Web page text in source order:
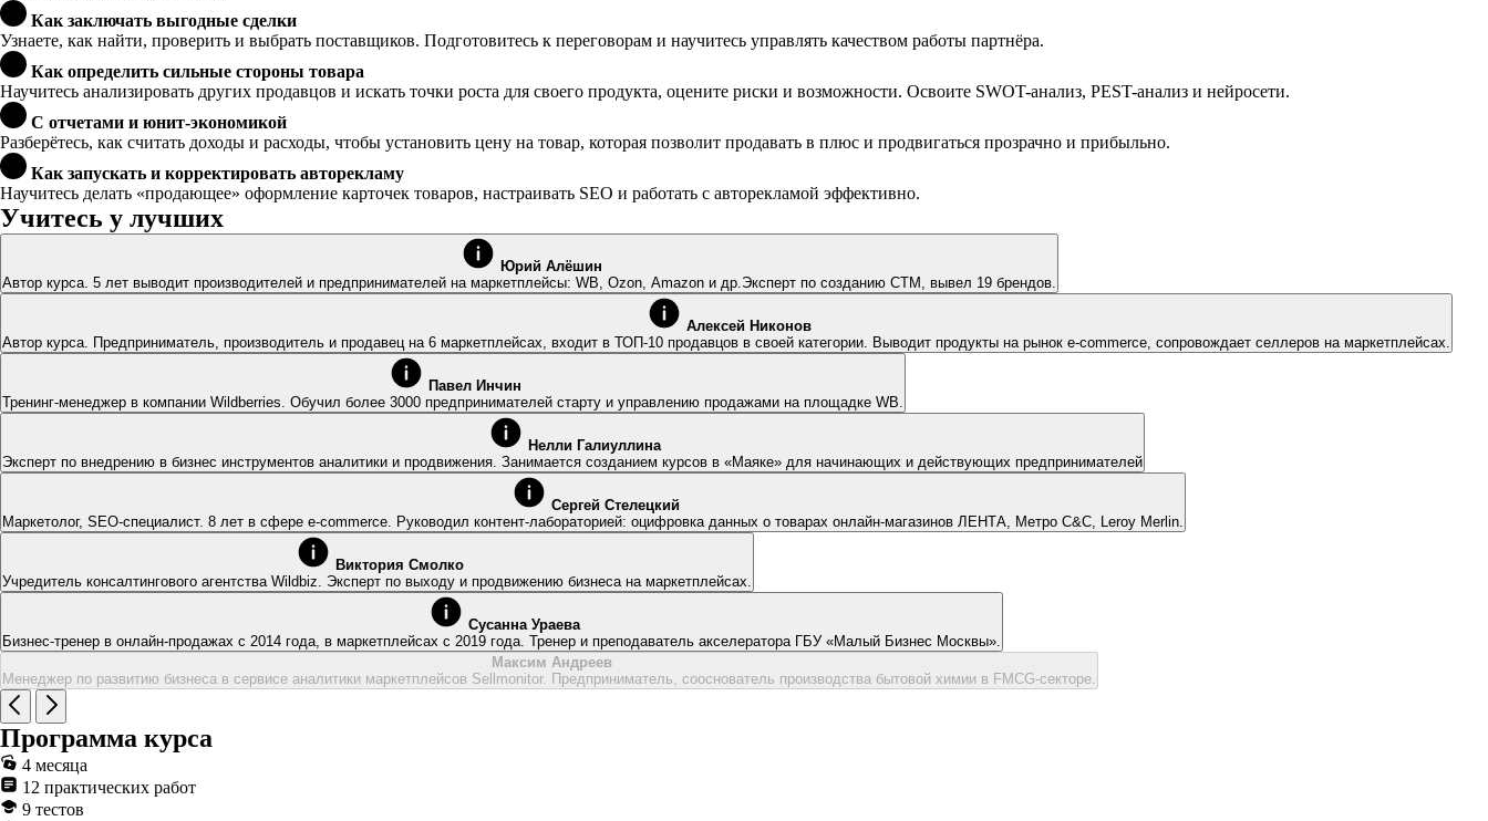
Как заключать выгодные сделки
Узнаете, как найти, проверить и выбрать поставщиков. Подготовитесь к переговорам и научитесь управлять качеством работы партнёра.
Как определить сильные стороны товара
Научитесь анализировать других продавцов и искать точки роста для своего продукта, оцените риски и возможности. Освоите SWOT-анализ, PEST-анализ и нейросети.
С отчетами и юнит-экономикой
Разберётесь, как считать доходы и расходы, чтобы установить цену на товар, которая позволит продавать в плюс и продвигаться прозрачно и прибыльно.
Как запускать и корректировать авторекламу
Научитесь делать «продающее» оформление карточек товаров, настраивать SEO и работать с авторекламой эффективно.
Учитесь у лучших
Юрий Алёшин
Автор курса. 5 лет выводит производителей и предпринимателей на маркетплейсы: WB, Ozon, Amazon и др.Эксперт по созданию СТМ, вывел 19 брендов.
Алексей Никонов
Автор курса. Предприниматель, производитель и продавец на 6 маркетплейсах, входит в ТОП-10 продавцов в своей категории. Выводит продукты на рынок e-commerce, сопровождает селлеров на маркетплейсах.
Павел Инчин
Тренинг-менеджер в компании Wildberries. Обучил более 3000 предпринимателей старту и управлению продажами на площадке WB.
Нелли Галиуллина
Эксперт по внедрению в бизнес инструментов аналитики и продвижения. Занимается созданием курсов в «Маяке» для начинающих и действующих предпринимателей
Сергей Стелецкий
Маркетолог, SEO-специалист. 8 лет в сфере e-commerce. Руководил контент-лабораторией: оцифровка данных о товарах онлайн-магазинов ЛЕНТА, Метро C&C, Leroy Merlin.
Виктория Смолко
Учредитель консалтингового агентства Wildbiz. Эксперт по выходу и продвижению бизнеса на маркетплейсах.
Сусанна Ураева
Бизнес-тренер в онлайн-продажах с 2014 года, в маркетплейсах с 2019 года. Тренер и преподаватель акселератора ГБУ «Малый Бизнес Москвы».
Максим Андреев
Менеджер по развитию бизнеса в сервисе аналитики маркетплейсов Sellmonitor. Предприниматель, сооснователь производства бытовой химии в FMCG-секторе.
Программа курса
4 месяца
12 практических работ
9 тестов